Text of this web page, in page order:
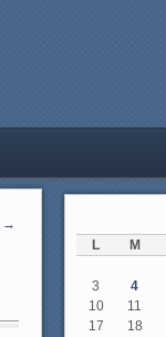
→
L M
3
4
10
11
17
18